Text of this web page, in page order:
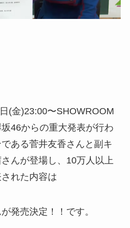
(金)23:00〜SHOWROOM
46からの重大発表が行わ
ある菅井友香さんと副キ
んが登場し、10万人以上
れた内容は
発売決定！！です。